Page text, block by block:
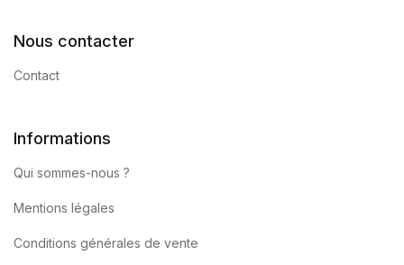
Nous contacter
Contact
Informations
Qui sommes-nous ?
Mentions légales
Conditions générales de vente